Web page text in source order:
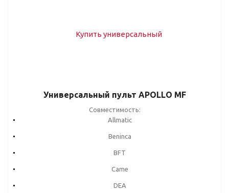
Универсальный пульт APOLLO MF
Совместимость:
Allmatic
Beninca
BFT
Came
DEA